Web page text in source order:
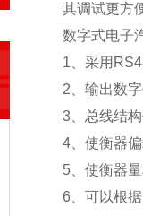
其调试更方
数字式电子
1 、采用
2 、输出数
3 、总线结
4 、使衡器
5 、使衡器
6 、可以根